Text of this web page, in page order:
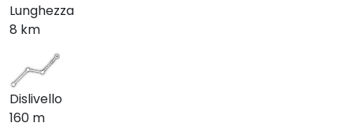
Lunghezza
8 km
Dislivello
160 m